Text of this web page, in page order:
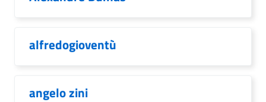
alfredogioventù
angelo zini